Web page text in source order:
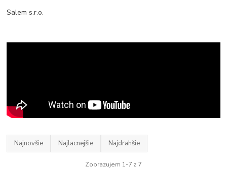
Salem s.r.o.
Najnovšie Najlacnejšie Najdrahšie
Zobrazujem 1-7 z 7